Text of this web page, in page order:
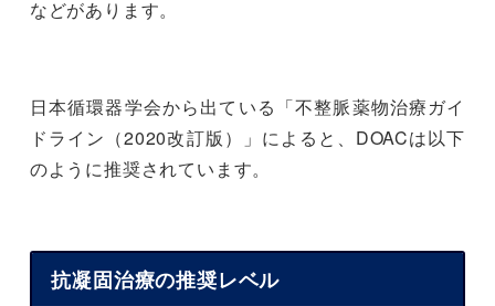
などがあります。
日本循環器学会から出ている「不整脈薬物治療ガイ
ドライン（2020改訂版）」によると、DOACは以下
のように推奨されています。
抗凝固治療の推奨レベル